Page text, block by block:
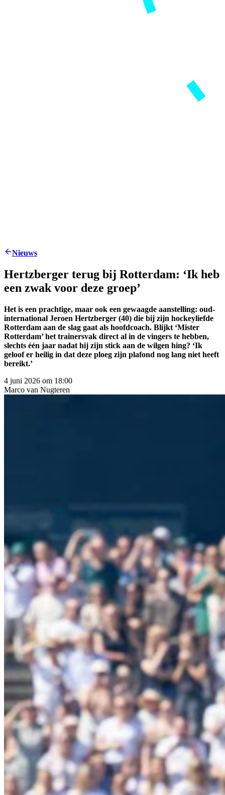
Nieuws
Hertzberger terug bij Rotterdam: ‘Ik heb
een zwak voor deze groep’
Het is een prachtige, maar ook een gewaagde aanstelling: oud-
international Jeroen Hertzberger (40) die bij zijn hockeyliefde
Rotterdam aan de slag gaat als hoofdcoach. Blijkt ‘Mister
Rotterdam’ het trainersvak direct al in de vingers te hebben,
slechts één jaar nadat hij zijn stick aan de wilgen hing? ‘Ik
geloof er heilig in dat deze ploeg zijn plafond nog lang niet heeft
bereikt.’
4 juni 2026 om 18:00
Marco van Nugteren